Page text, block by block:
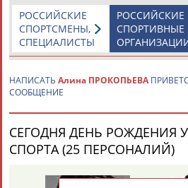
Камалудин
АБДУЛДАУДОВ
Абдула
АБДУЛЖАЛИЛОВ
24 персон из 13181
РОССИЙСКИЕ
СПОРТИВНЫЕ
РОССИЙСКИЕ
СПОРТСМЕНЫ,
СПЕЦИАЛИСТЫ
НАПИСАТЬ Алина ПРОКОПЬЕВА
СООБЩЕНИЕ
СЕГОДНЯ ДЕНЬ РОЖДЕНИЯ
СПОРТА (25 ПЕРСОНАЛИЙ)